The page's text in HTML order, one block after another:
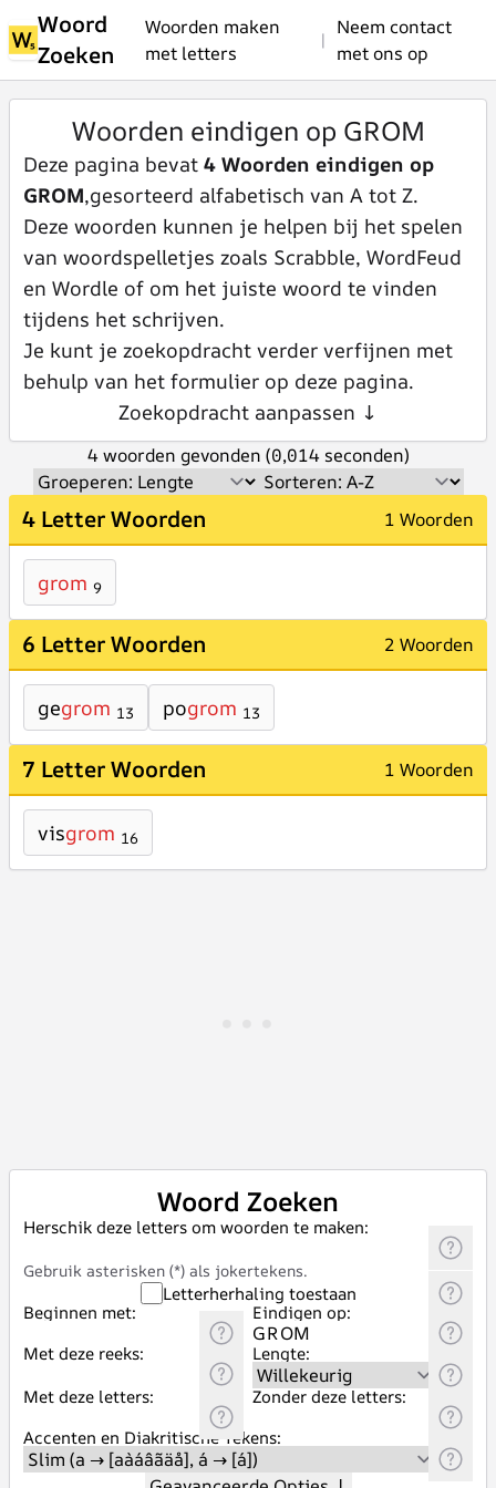
Woord
Zoeken
Woorden maken
met letters
|
Neem contact
met ons op
Woorden eindigen op GROM
Deze pagina bevat 4 Woorden eindigen op
GROM,gesorteerd alfabetisch van A tot Z.
Deze woorden kunnen je helpen bij het spelen
van woordspelletjes zoals Scrabble, WordFeud
en Wordle of om het juiste woord te vinden
tijdens het schrijven.
Je kunt je zoekopdracht verder verfijnen met
behulp van het formulier op deze pagina.
Zoekopdracht aanpassen ↓
4 woorden gevonden (0,014 seconden)
4 Letter Woorden 1 Woorden
grom 9
6 Letter Woorden 2 Woorden
gegrom 13 pogrom 13
7 Letter Woorden 1 Woorden
visgrom 16
Woord Zoeken
Herschik deze letters om woorden te maken:
Gebruik asterisken (*) als jokertekens.
Letterherhaling toestaan
Beginnen met:
Eindigen op:
Met deze reeks:
Lengte:
Met deze letters:
Zonder deze letters:
Accenten en Diakritische Tekens: